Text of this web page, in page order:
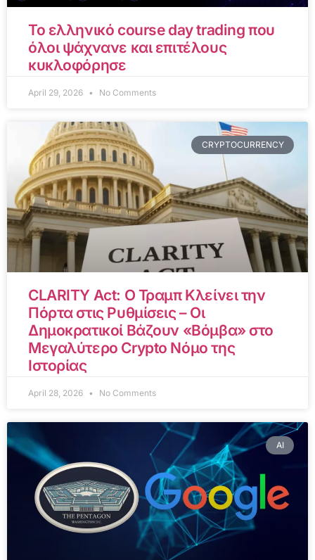
Το ελληνικό course day trading που
όλοι ψάχνανε και επιτέλους
κυκλοφόρησε
April 29, 2026 No Comments
CRYPTOCURRENCY
CLARITY Act: Ο Τραμπ Κλείνει την
Πόρτα στις Ρυθμίσεις – Οι
Δημοκρατικοί Βάζουν «Βόμβα» στο
Μεγαλύτερο Crypto Νόμο της
Ιστορίας
April 28, 2026 No Comments
AI